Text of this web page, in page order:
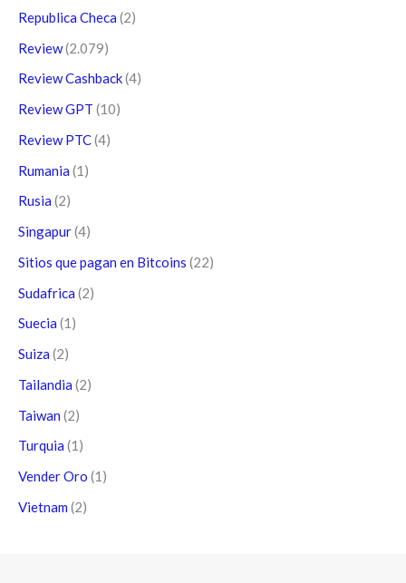
Republica Checa (2)
Review(2.079)
Review Cashback(4)
Review GPT (10)
Review PTC(4)
Rumania (1)
Rusia (2)
Singapur(4)
Sitios que pagan en Bitcoins (22)
Sudafrica (2)
Suecia (1)
Suiza (2)
Tailandia (2)
Taiwan (2)
Turquia (1)
Vender Oro (1)
Vietnam (2)